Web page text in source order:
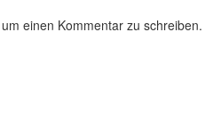
einen Kommentar zu schreiben.